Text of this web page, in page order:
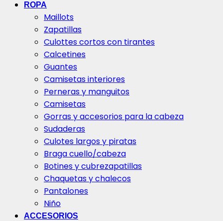
ROPA
Maillots
Zapatillas
Culottes cortos con tirantes
Calcetines
Guantes
Camisetas interiores
Perneras y manguitos
Camisetas
Gorras y accesorios para la cabeza
Sudaderas
Culotes largos y piratas
Braga cuello/cabeza
Botines y cubrezapatillas
Chaquetas y chalecos
Pantalones
Niño
ACCESORIOS